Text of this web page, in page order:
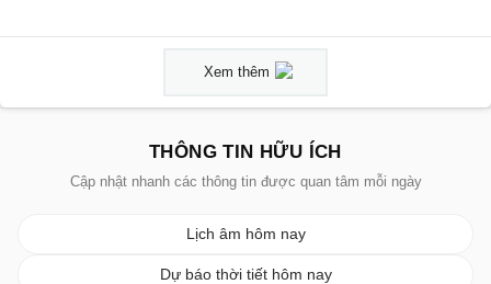
Xem thêm
THÔNG TIN HỮU ÍCH
Cập nhật nhanh các thông tin được quan tâm mỗi ngày
Lịch âm hôm nay
Dự báo thời tiết hôm nay